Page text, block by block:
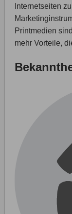
Internetseiten
Printmedien
mehr Vorteile,